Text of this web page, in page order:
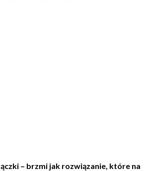
– brzmi jak rozwiązanie, które na